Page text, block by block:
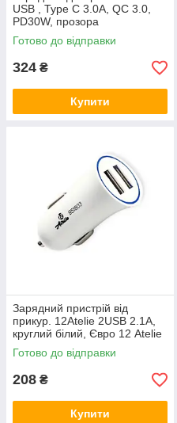
USB , Type C 3.0A, QC 3.0,
PD30W, прозора
Готово до відправки
324 ₴
Купити
Зарядний пристрій від
прикур. 12Atelie 2USB 2.1А,
круглий білий, Євро 12 Atelie
Готово до відправки
208 ₴
Купити